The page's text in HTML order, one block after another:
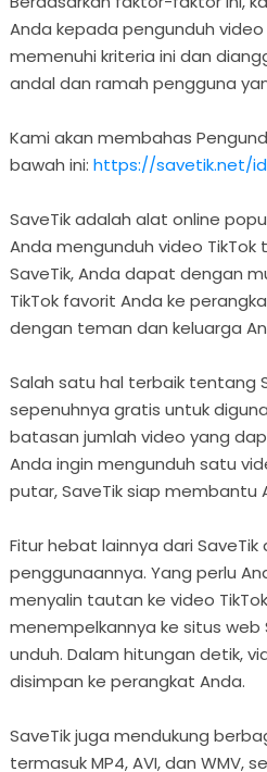
Anda kepada pengunduh video
memenuhi kriteria ini dan
andal dan ramah pengguna
Kami akan membahas
bawah ini: https://savetik.net/id
SaveTik adalah alat online
Anda mengunduh video
SaveTik, Anda dapat dengan
TikTok favorit Anda ke
dengan teman dan keluarga
Salah satu hal terbaik tentang
sepenuhnya gratis untuk
batasan jumlah video yang
Anda ingin mengunduh satu
putar, SaveTik siap membantu
Fitur hebat lainnya dari
penggunaannya. Yang perlu
menyalin tautan ke video
menempelkannya ke situs web
unduh. Dalam hitungan detik,
disimpan ke perangkat Anda.
SaveTik juga mendukung
termasuk MP4, AVI, dan WMV,